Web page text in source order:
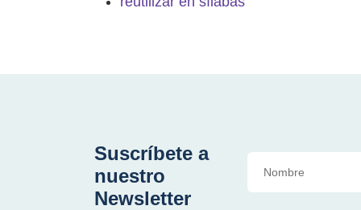
Suscríbete a
nuestro
Newsletter